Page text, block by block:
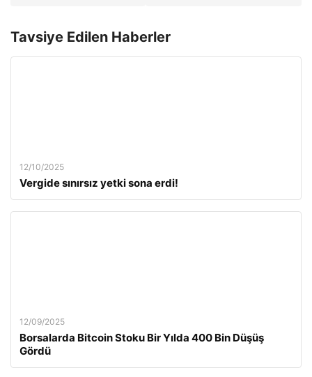
Tavsiye Edilen Haberler
12/10/2025
Vergide sınırsız yetki sona erdi!
12/09/2025
Borsalarda Bitcoin Stoku Bir Yılda 400 Bin Düşüş
Gördü